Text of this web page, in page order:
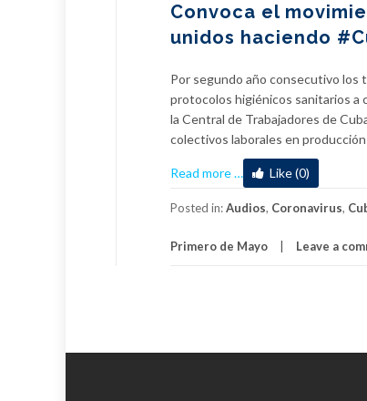
Convoca el
unidos haciendo
Por segundo año consecutivo los
protocolos higiénicos sanitarios a
la Central de Trabajadores de
colectivos laborales en
Read more
about
Convoca
el
sindical
… Like (0)
Posted in:Audios, Coronavirus,
Primero de Mayo Leave a